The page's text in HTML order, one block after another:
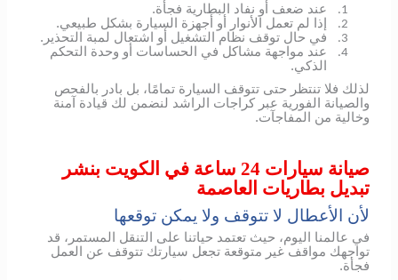
1. عند ضعف أو نفاد البطارية فجأة.
2. إذا لم تعمل الأنوار أو أجهزة السيارة بشكل طبيعي.
3. في حال توقف نظام التشغيل أو اشتعال لمبة التحذير.
4.
عند مواجهة مشاكل في الحساسات أو وحدة التحكم
الذكي.
لذلك فلا تنتظر حتى تتوقف السيارة تمامًا، بل بادر بالفحص
والصيانة الفورية عبر كراجات الراشد لنضمن لك قيادة آمنة
وخالية من المفاجآت.
صيانة سيارات 24 ساعة في الكويت بنشر
تبديل بطاريات العاصمة
لأن الأعطال لا تتوقف ولا يمكن توقعها
في عالمنا اليوم، حيث تعتمد حياتنا على التنقل المستمر، قد
تواجهك مواقف غير متوقعة تجعل سيارتك تتوقف عن العمل
فجأة.